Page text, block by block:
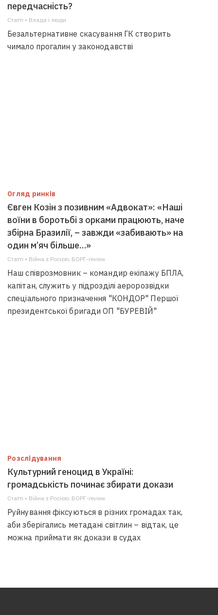
передчасність?
Статті • Влада i люди
Безальтернативне скасування ГК створить
чимало прогалин у законодавстві
Огляд ринків
Євген Козін з позивним «Адвокат»: «Наші
воїни в боротьбі з орками працюють, наче
збірна Бразилії, – завжди «забивають» на
один м’яч більше…»
Статті • Війна з Росією; БОРГ-review
Наш співрозмовник – командир екіпажу БПЛА,
капітан, служить у підрозділі аеророзвідки
спеціального призначення "КОНДОР" Першої
президентської бригади ОП "БУРЕВІЙ"
Розслідування
Культурний геноцид в Україні:
громадськість починає збирати докази
Статті • Війна з Росією; БОРГ-review
Руйнування фіксуються в різних громадах так,
аби зберігались метадані світлин – відтак, це
можна приймати як докази в судах